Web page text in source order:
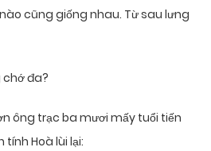
cũng giống nhau. Từ sau lưng
chớ đa?
ông trạc ba mươi mấy tuổi tiến
Hoà lùi lại: